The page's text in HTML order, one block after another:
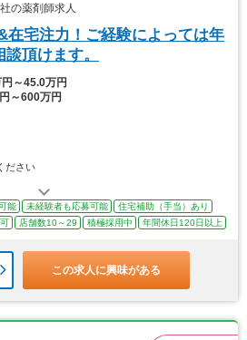
の薬剤師求人
在宅注力！ご経験によっては年
頂けます。
円～45.0万円
～600万円
ださい
能 未経験者も応募可能
住宅補助（手当）あり
店舗数10～29 積極採用中 年間休日120日以上
この求人に興味がある